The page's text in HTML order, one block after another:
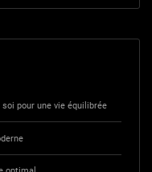
soi pour une vie équilibrée